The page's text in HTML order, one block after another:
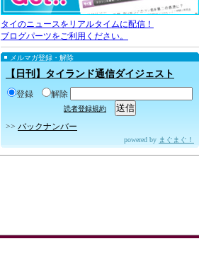
タイのニュースをリアルタイムに配信！
ブログパーツをご利用ください。
メルマガ登録・解除
【日刊】タイランド通信ダイジェスト
登録 解除
読者登録規約
>> バックナンバー
powered by まぐまぐ！